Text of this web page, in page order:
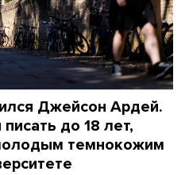
Джейсон Ардей.
до 18 лет,
темнокожим